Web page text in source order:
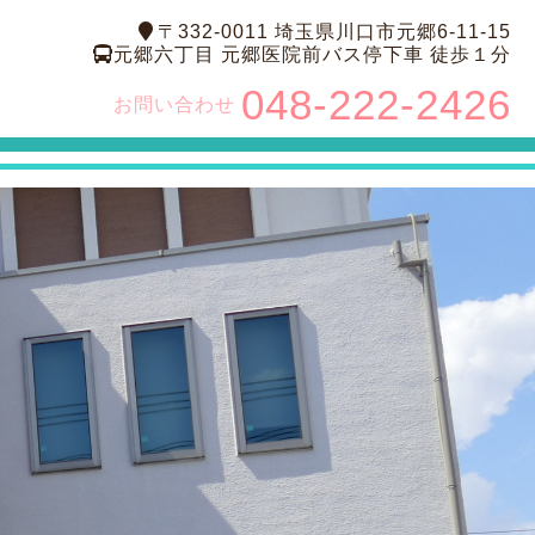
〒332-0011 埼玉県川口市元郷6-11-15
元郷六丁目 元郷医院前バス停下車 徒歩１分
お問い合わせ 048-222-2426